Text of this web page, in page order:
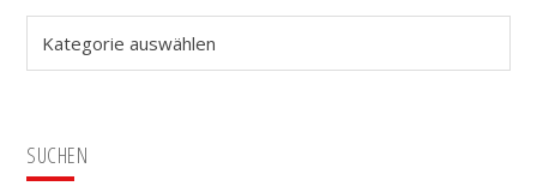
SUCHEN